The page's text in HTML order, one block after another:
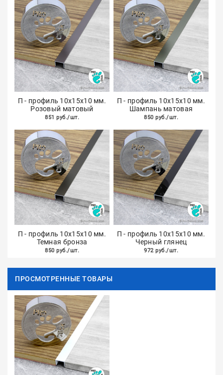
П - профиль 10х15х10 мм.
Розовый матовый
851 руб./шт.
П - профиль 10х15х10 мм.
Шампань матовая
850 руб./шт.
П - профиль 10х15х10 мм.
Темная бронза
850 руб./шт.
П - профиль 10х15х10 мм.
Черный глянец
972 руб./шт.
ПРОСМОТРЕННЫЕ ТОВАРЫ